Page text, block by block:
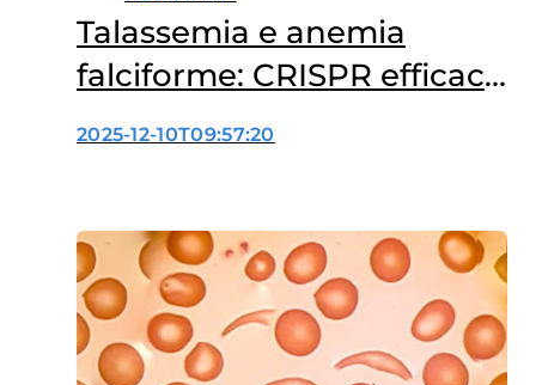
Talassemia e anemia
falciforme: CRISPR efficace
anche nei bambini
2025-12-10T09:57:20